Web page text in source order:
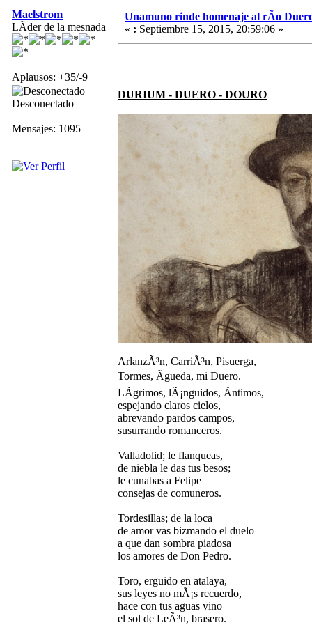
Maelstrom
LÃ­der de la mesnada
Aplausos: +35/-9
Desconectado
Mensajes: 1095
Unamuno rinde homenaje al rÃ­o
« : Septiembre 15, 2015, 20:59:06 »
DURIUM - DUERO - DOURO
ArlanzÃ³n, CarriÃ³n, Pisuerga,
Tormes, Ãgueda, mi Duero.
LÃ­grimos, lÃ¡nguidos, Ã­ntimos,
espejando claros cielos,
abrevando pardos campos,
susurrando romanceros.
Valladolid; le flanqueas,
de niebla le das tus besos;
le cunabas a Felipe
consejas de comuneros.
Tordesillas; de la loca
de amor vas bizmando el duelo
a que dan sombra piadosa
los amores de Don Pedro.
Toro, erguido en atalaya,
sus leyes no mÃ¡s recuerdo,
hace con tus aguas vino
el sol de LeÃ³n, brasero.